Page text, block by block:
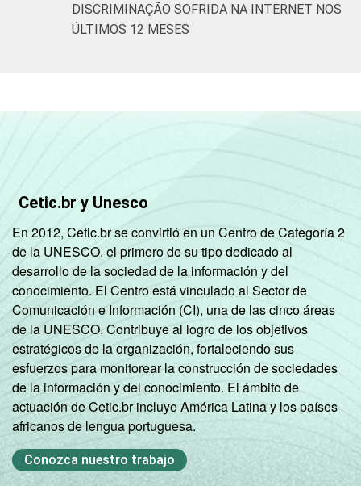
DISCRIMINAÇÃO SOFRIDA NA INTERNET NOS
ÚLTIMOS 12 MESES
Cetic.br y Unesco
En 2012, Cetic.br se convirtió en un Centro de Categoría 2
de la UNESCO, el primero de su tipo dedicado al
desarrollo de la sociedad de la información y del
conocimiento. El Centro está vinculado al Sector de
Comunicación e Información (CI), una de las cinco áreas
de la UNESCO. Contribuye al logro de los objetivos
estratégicos de la organización, fortaleciendo sus
esfuerzos para monitorear la construcción de sociedades
de la información y del conocimiento. El ámbito de
actuación de Cetic.br incluye América Latina y los países
africanos de lengua portuguesa.
Conozca nuestro trabajo